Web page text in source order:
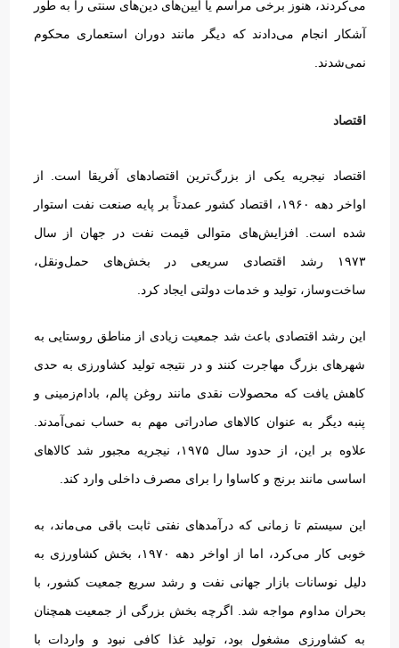
می‌کردند، هنوز برخی مراسم یا آیین‌های دین‌های سنتی را به طور
آشکار انجام می‌دادند که دیگر مانند دوران استعماری محکوم
نمی‌شدند.
اقتصاد
اقتصاد نیجریه یکی از بزرگ‌ترین اقتصادهای آفریقا است. از
اواخر دهه ۱۹۶۰، اقتصاد کشور عمدتاً بر پایه صنعت نفت استوار
شده است. افزایش‌های متوالی قیمت نفت در جهان از سال
۱۹۷۳ رشد اقتصادی سریعی در بخش‌های حمل‌ونقل،
ساخت‌وساز، تولید و خدمات دولتی ایجاد کرد.
این رشد اقتصادی باعث شد جمعیت زیادی از مناطق روستایی به
شهرهای بزرگ مهاجرت کنند و در نتیجه تولید کشاورزی به حدی
کاهش یافت که محصولات نقدی مانند روغن پالم، بادام‌زمینی و
پنبه دیگر به عنوان کالاهای صادراتی مهم به حساب نمی‌آمدند.
علاوه بر این، از حدود سال ۱۹۷۵، نیجریه مجبور شد کالاهای
اساسی مانند برنج و کاساوا را برای مصرف داخلی وارد کند.
این سیستم تا زمانی که درآمدهای نفتی ثابت باقی می‌ماند، به
خوبی کار می‌کرد، اما از اواخر دهه ۱۹۷۰، بخش کشاورزی به
دلیل نوسانات بازار جهانی نفت و رشد سریع جمعیت کشور، با
بحران مداوم مواجه شد. اگرچه بخش بزرگی از جمعیت همچنان
به کشاورزی مشغول بود، تولید غذا کافی نبود و واردات با